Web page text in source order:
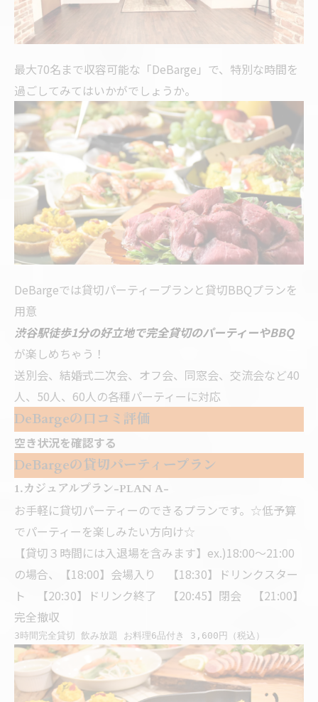
最大70名まで収容可能な「DeBarge」で、特別な時間を
過ごしてみてはいかがでしょうか。
DeBargeでは貸切パーティープランと貸切BBQプランを
用意
渋谷駅徒歩1分の好立地で完全貸切のパーティーやBBQ
が楽しめちゃう！
送別会、結婚式二次会、オフ会、同窓会、交流会など40
人、50人、60人の各種パーティーに対応
DeBargeの口コミ評価
空き状況を確認する
DeBargeの貸切パーティープラン
1.カジュアルプラン-PLAN A-
お手軽に貸切パーティーのできるプランです。☆低予算
でパーティーを楽しみたい方向け☆
【貸切３時間には入退場を含みます】ex.)18:00～21:00
の場合、【18:00】会場入り 【18:30】ドリンクスター
ト 【20:30】ドリンク終了 【20:45】閉会 【21:00】
完全撤収
3時間完全貸切 飲み放題 お料理6品付き 3,600円（税込）